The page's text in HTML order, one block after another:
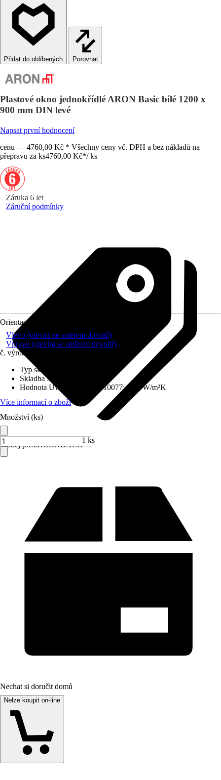
Porovnat
Plastové okno jednokřídlé ARON Basic bílé 1200 x
900 mm DIN levé
Napsat první hodnocení
cenu — 4760,00 Kč * Všechny ceny vč. DPH a bez nákladů na
přepravu za ks4760,00 Kč*/ ks
Záruka 6 let
Záruční podmínky
Prodej přes:HORNBACH
Orientace
Vlevo (otevírá se směrem dovnitř)
Vpravo (otevírá se směrem dovnitř)
č. výrobku
Typ skla
Skladba skla
Trojitě zasklené
Hodnota Uw dle DIN EN 10077:0,98 W/m²K
Více informací o zboží
Množství (ks)
1 ks
Nechat si doručit domů
Nelze koupit on-line